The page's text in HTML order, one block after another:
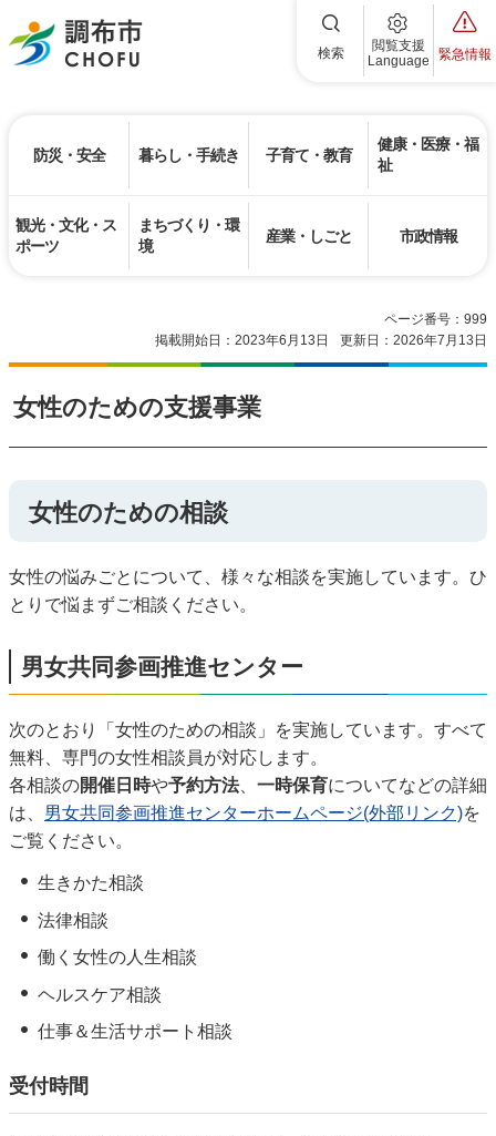
調布市 検索
閲覧支援
Language
緊急情報
防災・安全 暮らし・手続き 子育て・教育
健康・医療・福
祉
観光・文化・ス
ポーツ
まちづくり・環
境
産業・しごと 市政情報
ページ番号：999
掲載開始日：2023年6月13日
更新日：2026年7月13日
女性のための支援事業
女性のための相談
女性の悩みごとについて、様々な相談を実施しています。ひ
とりで悩まずご相談ください。
男女共同参画推進センター
次のとおり「女性のための相談」を実施しています。すべて
無料、専門の女性相談員が対応します。
各相談の開催日時や予約方法、 一時保育についてなどの詳細
は、 男女共同参画推進センターホームページ(外部リンク)を
ご覧ください。
生きかた相談
法律相談
働く女性の人生相談
ヘルスケア相談
仕事＆生活サポート相談
受付時間